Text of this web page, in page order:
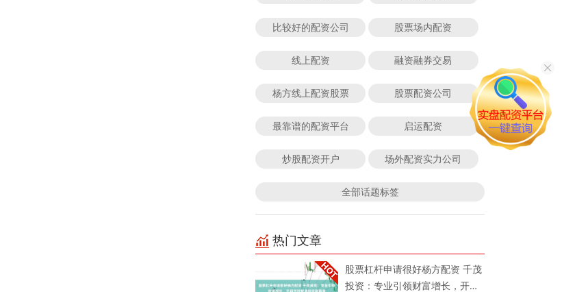
比较好的配资公司 股票场内配资
线上配资 融资融券交易
杨方线上配资股票 股票配资公司
最靠谱的配资平台 启运配资
炒股配资开户 场外配资实力公司
全部话题标签
热门文章
股票杠杆申请很好杨方配资 千茂
投资：专业引领财富增长，开启